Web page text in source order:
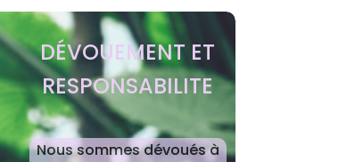
DÉVOUEMENT ET
RESPONSABILITE
Nous sommes dévoués à